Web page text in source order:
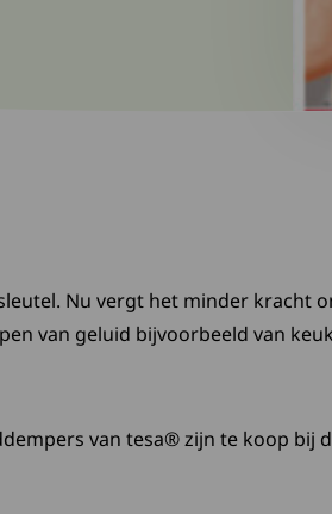
Nu vergt het minder kracht
van geluid bijvoorbeeld van
van tesa® zijn te koop bij